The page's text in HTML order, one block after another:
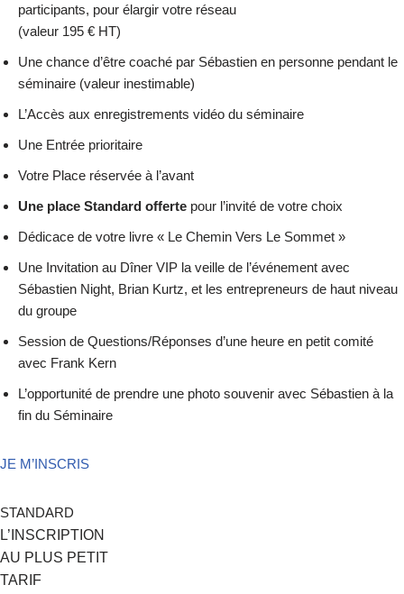
participants, pour élargir votre réseau
(valeur 195 € HT)
Une chance d’être coaché par Sébastien en personne pendant le
séminaire (valeur inestimable)
L’Accès aux enregistrements vidéo du séminaire
Une Entrée prioritaire
Votre Place réservée à l’avant
Une place Standard offerte pour l’invité de votre choix
Dédicace de votre livre « Le Chemin Vers Le Sommet »
Une Invitation au Dîner VIP la veille de l’événement avec
Sébastien Night, Brian Kurtz, et les entrepreneurs de haut niveau
du groupe
Session de Questions/Réponses d’une heure en petit comité
avec Frank Kern
L’opportunité de prendre une photo souvenir avec Sébastien à la
fin du Séminaire
JE M’INSCRIS
STANDARD
L’INSCRIPTION
AU PLUS PETIT
TARIF